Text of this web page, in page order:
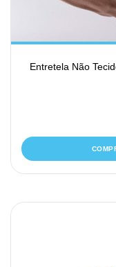
Entretela Não